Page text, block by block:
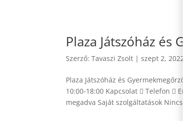
Plaza Játszóház és
Szerző:Tavaszi Zsolt |szept 2, 2022
Plaza Játszóház és Gyermekmegőrző
10:00-18:00 Kapcsolat  Telefon 
megadva Saját szolgáltatások Nincs